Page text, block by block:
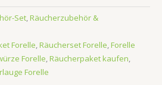
Set,Räucherzubehör &
Forelle,Räucherset Forelle,Forelle
Forelle,Räucherpaket kaufen,
Forelle